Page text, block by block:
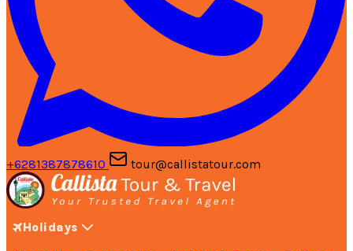
+6281387878610 tour@callistatour.com
Holidays